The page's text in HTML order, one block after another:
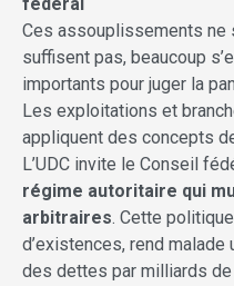
Ces assouplissements ne
suffisent pas, beaucoup
importants pour juger la
Les exploitations et
appliquent des concepts
L’UDC invite le Conseil
régime autoritaire qui
arbitraires. Cette
d’existences, rend
des dettes par milliards